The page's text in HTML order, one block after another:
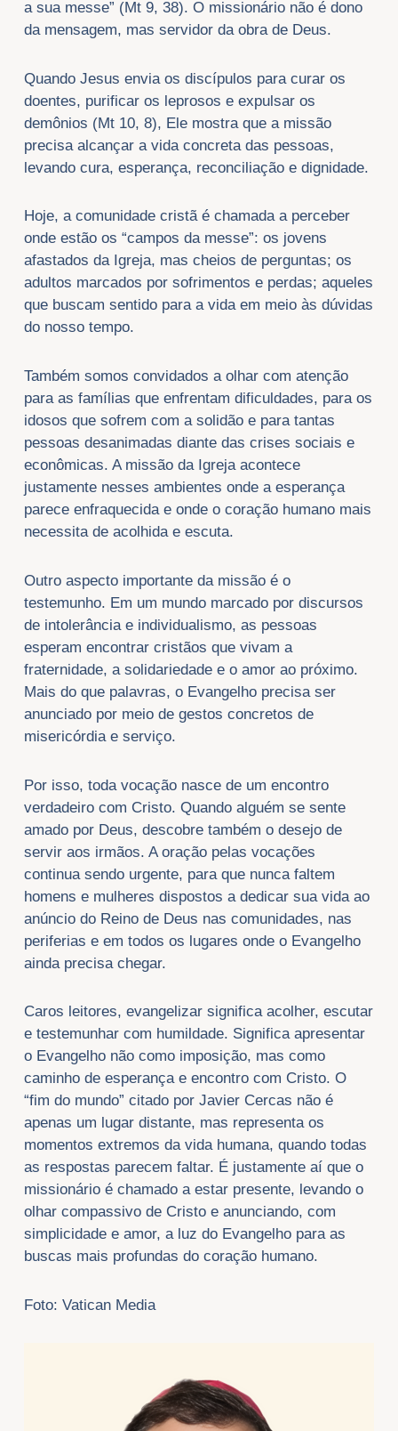
a sua messe” (Mt 9, 38). O missionário não é dono
da mensagem, mas servidor da obra de Deus.
Quando Jesus envia os discípulos para curar os
doentes, purificar os leprosos e expulsar os
demônios (Mt 10, 8), Ele mostra que a missão
precisa alcançar a vida concreta das pessoas,
levando cura, esperança, reconciliação e dignidade.
Hoje, a comunidade cristã é chamada a perceber
onde estão os “campos da messe”: os jovens
afastados da Igreja, mas cheios de perguntas; os
adultos marcados por sofrimentos e perdas; aqueles
que buscam sentido para a vida em meio às dúvidas
do nosso tempo.
Também somos convidados a olhar com atenção
para as famílias que enfrentam dificuldades, para os
idosos que sofrem com a solidão e para tantas
pessoas desanimadas diante das crises sociais e
econômicas. A missão da Igreja acontece
justamente nesses ambientes onde a esperança
parece enfraquecida e onde o coração humano mais
necessita de acolhida e escuta.
Outro aspecto importante da missão é o
testemunho. Em um mundo marcado por discursos
de intolerância e individualismo, as pessoas
esperam encontrar cristãos que vivam a
fraternidade, a solidariedade e o amor ao próximo.
Mais do que palavras, o Evangelho precisa ser
anunciado por meio de gestos concretos de
misericórdia e serviço.
Por isso, toda vocação nasce de um encontro
verdadeiro com Cristo. Quando alguém se sente
amado por Deus, descobre também o desejo de
servir aos irmãos. A oração pelas vocações
continua sendo urgente, para que nunca faltem
homens e mulheres dispostos a dedicar sua vida ao
anúncio do Reino de Deus nas comunidades, nas
periferias e em todos os lugares onde o Evangelho
ainda precisa chegar.
Caros leitores, evangelizar significa acolher, escutar
e testemunhar com humildade. Significa apresentar
o Evangelho não como imposição, mas como
caminho de esperança e encontro com Cristo. O
“fim do mundo” citado por Javier Cercas não é
apenas um lugar distante, mas representa os
momentos extremos da vida humana, quando todas
as respostas parecem faltar. É justamente aí que o
missionário é chamado a estar presente, levando o
olhar compassivo de Cristo e anunciando, com
simplicidade e amor, a luz do Evangelho para as
buscas mais profundas do coração humano.
Foto: Vatican Media